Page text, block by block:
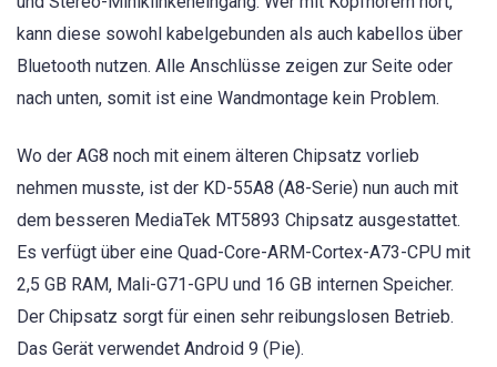
kann diese sowohl kabelgebunden als auch kabellos über
Bluetooth nutzen. Alle Anschlüsse zeigen zur Seite oder
nach unten, somit ist eine Wandmontage kein Problem.
Wo der AG8 noch mit einem älteren Chipsatz vorlieb
nehmen musste, ist der KD-55A8 (A8-Serie) nun auch mit
dem besseren MediaTek MT5893 Chipsatz ausgestattet.
Es verfügt über eine Quad-Core-ARM-Cortex-A73-CPU mit
2,5 GB RAM, Mali-G71-GPU und 16 GB internen Speicher.
Der Chipsatz sorgt für einen sehr reibungslosen Betrieb.
Das Gerät verwendet Android 9 (Pie).